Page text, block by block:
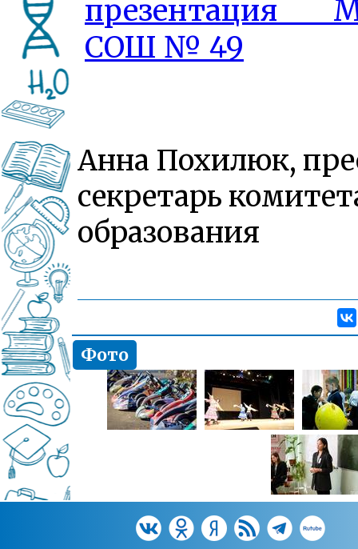
презентация
СОШ № 49
Анна Похилюк,
секретарь
образования
Фото